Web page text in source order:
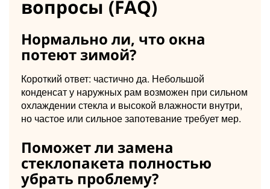
вопросы (FAQ)
Нормально ли, что окна
потеют зимой?
Короткий ответ: частично да. Небольшой
конденсат у наружных рам возможен при сильном
охлаждении стекла и высокой влажности внутри,
но частое или сильное запотевание требует мер.
Поможет ли замена
стеклопакета полностью
убрать проблему?